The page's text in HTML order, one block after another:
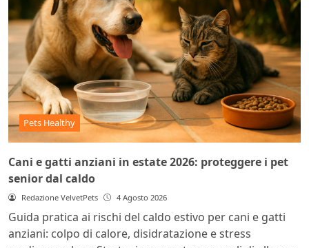
Pets Healthy
Cani e gatti anziani in estate 2026: proteggere i pet
senior dal caldo
Redazione VelvetPets 4 Agosto 2026
Guida pratica ai rischi del caldo estivo per cani e gatti
anziani: colpo di calore, disidratazione e stress